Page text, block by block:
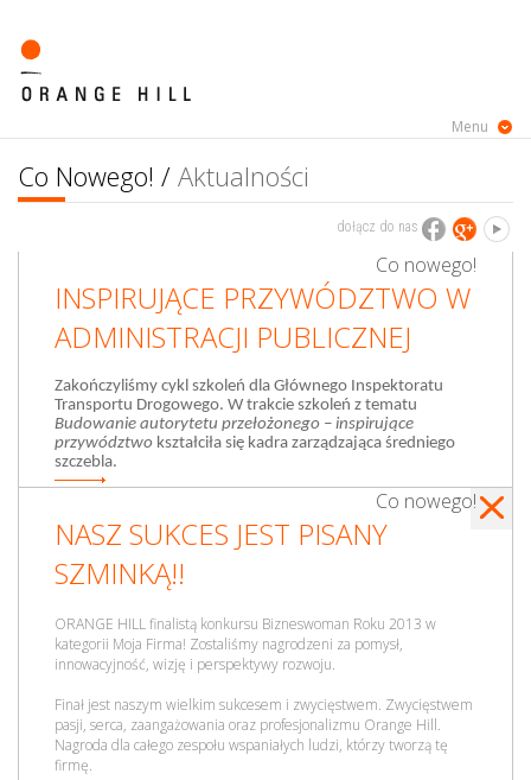
Menu
Co Nowego! / Aktualności
dołącz do nas
Co nowego!
INSPIRUJĄCE PRZYWÓDZTWO W
ADMINISTRACJI PUBLICZNEJ
Zakończyliśmy cykl szkoleń dla Głównego Inspektoratu
Transportu Drogowego. W trakcie szkoleń z tematu
Budowanie autorytetu przełożonego – inspirujące
przywództwo kształciła się kadra zarządzająca średniego
szczebla.
Co nowego!
NASZ SUKCES JEST PISANY
SZMINKĄ!!
ORANGE HILL finalistą konkursu Bizneswoman Roku 2013 w
kategorii Moja Firma! Zostaliśmy nagrodzeni za pomysł,
innowacyjność, wizję i perspektywy rozwoju.
Finał jest naszym wielkim sukcesem i zwycięstwem. Zwycięstwem
pasji, serca, zaangażowania oraz profesjonalizmu Orange Hill.
Nagroda dla całego zespołu wspaniałych ludzi, którzy tworzą tę
firmę.